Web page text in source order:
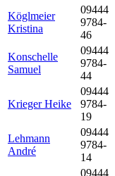
Köglmeier
Kristina
09444
9784-
46
Konschelle
Samuel
09444
9784-
44
Krieger Heike
09444
9784-
19
Lehmann
André
09444
9784-
14
09444